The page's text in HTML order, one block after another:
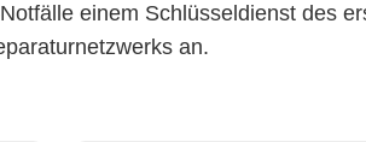
einem Schlüsseldienst des
an.